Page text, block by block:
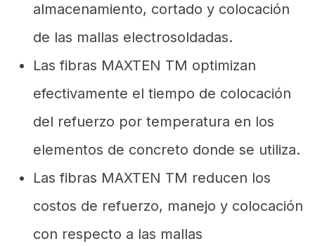
almacenamiento, cortado y colocación
de las mallas electrosoldadas.
Las fibras MAXTEN TM optimizan
efectivamente el tiempo de colocación
del refuerzo por temperatura en los
elementos de concreto donde se utiliza.
Las fibras MAXTEN TM reducen los
costos de refuerzo, manejo y colocación
con respecto a las mallas